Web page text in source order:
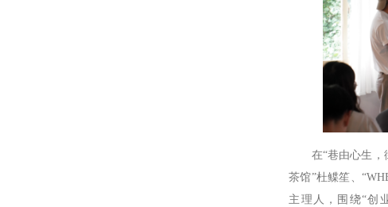
在“巷由心生，街
茶馆”杜鲽笙、
主理人，围绕“